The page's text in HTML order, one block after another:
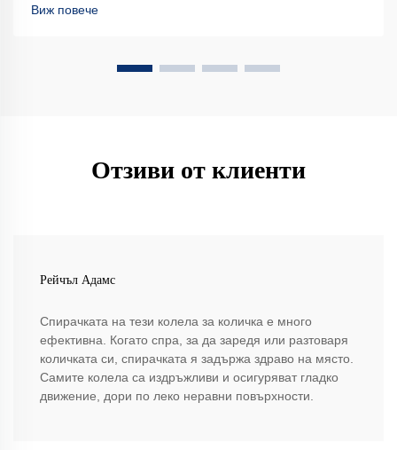
Виж повече
Отзиви от клиенти
Рейчъл Адамс
Спирачката на тези колела за количка е много
ефективна. Когато спра, за да заредя или разтоваря
количката си, спирачката я задържа здраво на място.
Самите колела са издръжливи и осигуряват гладко
движение, дори по леко неравни повърхности.